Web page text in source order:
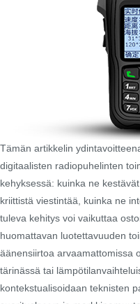
Tämän artikkelin
digitaalisten radiopuhelinten
kehyksessä: kuinka ne
kriittistä viestintää, kuinka ne
tuleva kehitys voi vaikuttaa
huomattavan luotettavuuden
äänensiirtoa arvaamattomissa
tärinässä tai
kontekstualisoidaan teknisten